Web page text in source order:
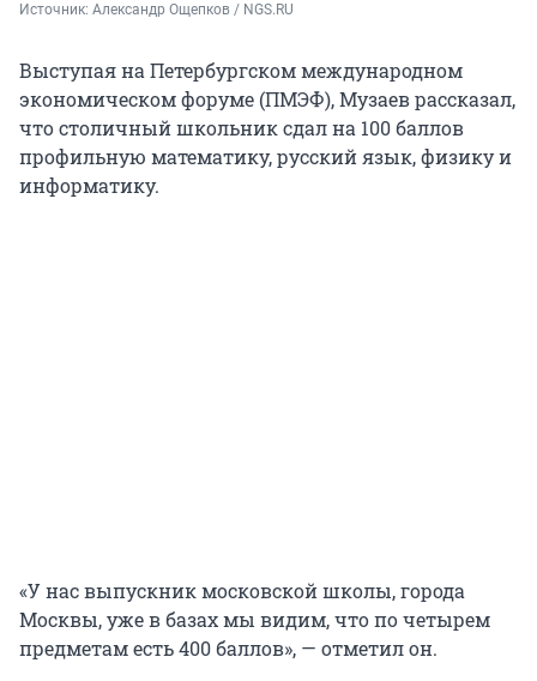
Источник: Александр Ощепков / NGS.RU
Выступая на Петербургском международном
экономическом форуме (ПМЭФ), Музаев рассказал,
что столичный школьник сдал на 100 баллов
профильную математику, русский язык, физику и
информатику.
«У нас выпускник московской школы, города
Москвы, уже в базах мы видим, что по четырем
предметам есть 400 баллов», — отметил он.